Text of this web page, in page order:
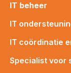
IT beheer
IT
IT coördinatie
Specialist voor